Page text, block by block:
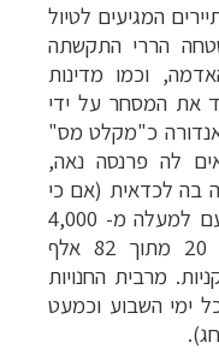
המגיעים לטיול
הררי התקשתה
וכמו מדינות
את המסחר על ידי
כ"מקלט מס"
לה פרנסה נאה,
בה לכדאית (אם כי
עם למעלה מ- 4,000
חנויות, כלומר חנות כמעט לכל 20 מתוך 82 אלף
מרבית החנויות
ימי השבוע וכמעט